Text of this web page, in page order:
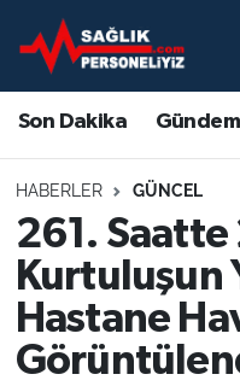
Son Dakika Gündem
HABERLER GÜNCEL
261. Saatte
Kurtuluşun
Hastane
Son Dakika
Gündem
Atamalar
Sağlık Bakanlığı
Mevzuat
Nöbetçi
Hava Durumu
Namaz Vakitleri
Trafik Durumu
Süper Lig Puan